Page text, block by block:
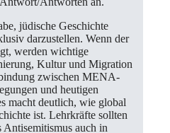
jüdische Geschichte
darzustellen. Wenn der
werden wichtige
Kultur und Migration
zwischen MENA-
und heutigen
macht deutlich, wie global
ist. Lehrkräfte sollten
Antisemitismus auch in